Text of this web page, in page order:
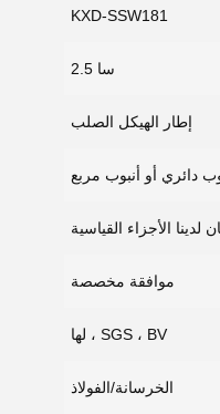
KXD-SSW181
سا 2.5
إطار الهيكل الصلب
دائري أو أنبوب مربع
موافقة مخصصة
SGS ، BV ، لها
الخرسانة/الفولاذ